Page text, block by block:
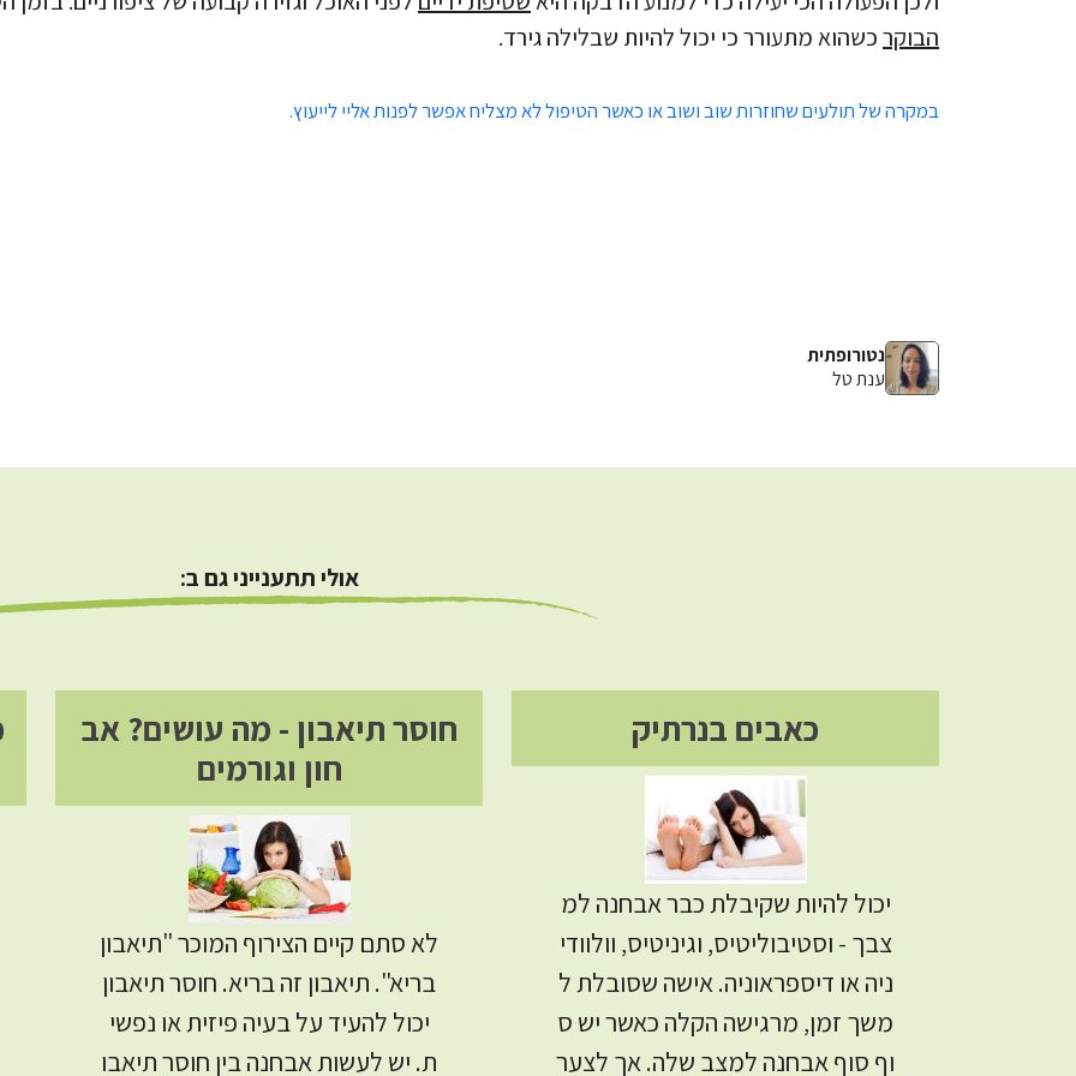
הבוקרכשהוא מתעורר כי יכול להיות שבלילה גירד.
במקרה של תולעים שחוזרות שוב ושוב או כאשר הטיפול לא מצליח אפשר לפנות אליי לייעוץ.
נטורופתית
ענת טל
אולי תתענייני גם ב:
כאבים בנרתיק
יכול להיות שקיבלת כבר אבחנה למ
צבך - וסטיבוליטיס, וגיניטיס, וולוודי
ניה או דיספראוניה. אישה שסובלת ל
משך זמן, מרגישה הקלה כאשר יש ס
וף סוף אבחנה למצב שלה. אך לצער
חוסר תיאבון - מה עושים? אב
חון וגורמים
לא סתם קיים הצירוף המוכר "תיאבון
בריא". תיאבון זה בריא. חוסר תיאבון
יכול להעיד על בעיה פיזית או נפשי
ת. יש לעשות אבחנה בין חוסר תיאבו